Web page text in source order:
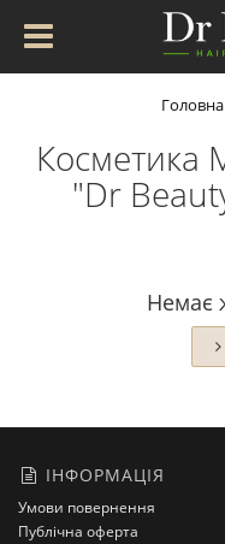
Головна
Косметика
"Dr
Немає
ІНФОРМАЦІЯ
Умови повернення
Публічна оферта